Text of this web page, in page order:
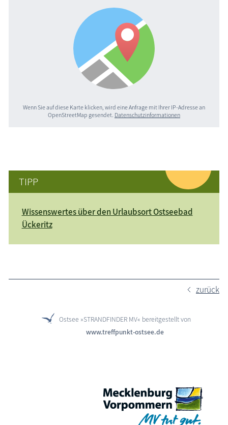
Wenn Sie auf diese Karte klicken, wird eine Anfrage mit Ihrer IP-Adresse an
OpenStreetMap gesendet. Datenschutzinformationen
TIPP
Wissenswertes über den Urlaubsort Ostseebad
Ückeritz
zurück
Ostsee »STRANDFINDER MV« bereitgestellt von
www.treffpunkt-ostsee.de